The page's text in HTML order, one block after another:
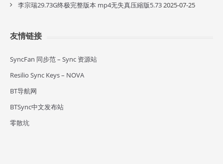
李宗瑞29.73G终极完整版本 mp4无失真压縮版5.732025-07-25
友情链接
SyncFan 同步范 – Sync 资源站
Resilio Sync Keys – NOVA
BT导航网
BTSync中文发布站
零散坑